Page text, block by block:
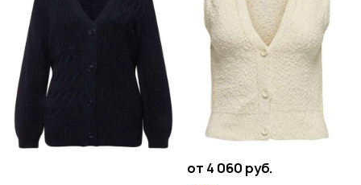
от 4 060 руб.